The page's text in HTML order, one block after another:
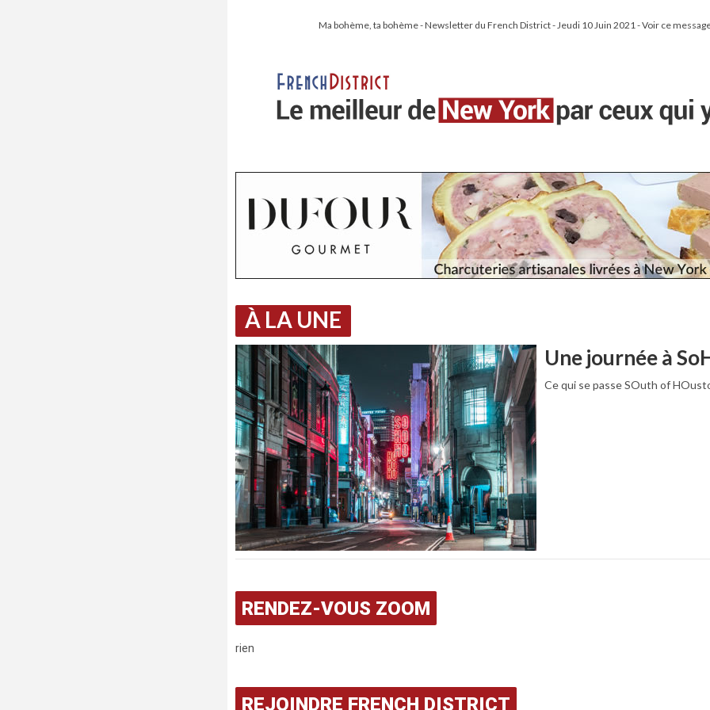
Ma bohème, ta bohème - Newsletter du French District - Jeudi 10 Juin 2021 - Voir ce
À LA UNE
Une journée à
Ce qui se passe SOuth of
RENDEZ-VOUS ZOOM
rien
REJOINDRE FRENCH DISTRICT